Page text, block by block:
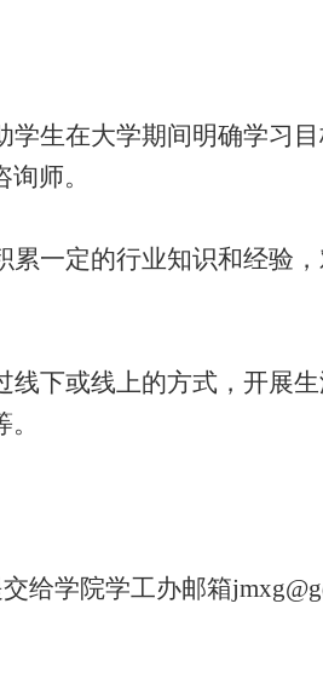
生在大学期间明确学习
师。
一定的行业知识和经验
下或线上的方式，开展
给学院学工办邮箱